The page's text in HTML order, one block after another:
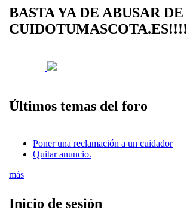
BASTA YA DE ABUSAR DE
CUIDOTUMASCOTA.ES!!!!
Últimos temas del foro
Poner una reclamación a un cuidador
Quitar anuncio.
más
Inicio de sesión